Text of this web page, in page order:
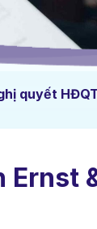
quyết